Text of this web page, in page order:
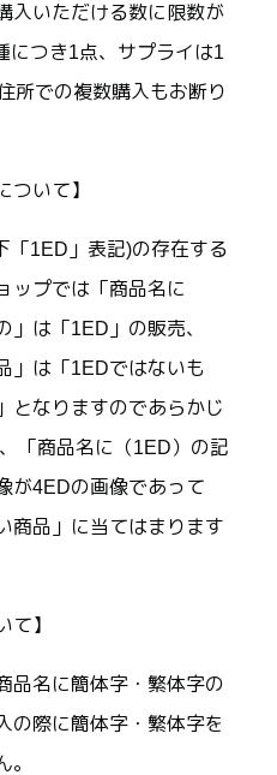
入いただける数に限数が
につき1点、サプライは1
所での複数購入もお断り
ついて】
「1ED」表記)の存在する
ップでは「商品名に
」は「1ED」の販売、
」は「1EDではないも
となりますのであらかじ
「商品名に（1ED）の記
が4EDの画像であって
商品」に当てはまります
て】
品名に簡体字・繁体字の
の際に簡体字・繁体字を
。